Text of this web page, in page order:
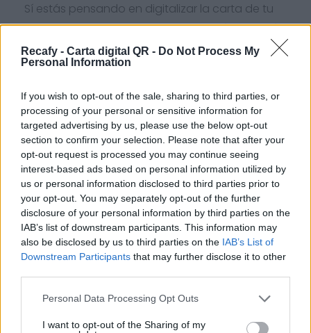
Recafy - Carta digital QR - Do Not Process My
Personal Information
If you wish to opt-out of the sale, sharing to third parties, or
processing of your personal or sensitive information for
targeted advertising by us, please use the below opt-out
section to confirm your selection. Please note that after your
opt-out request is processed you may continue seeing
interest-based ads based on personal information utilized by
us or personal information disclosed to third parties prior to
your opt-out. You may separately opt-out of the further
disclosure of your personal information by third parties on the
IAB’s list of downstream participants. This information may
also be disclosed by us to third parties on the IAB’s List of
Downstream Participants that may further disclose it to other
Please note that this website/app uses one or more Google
not limited to your visit or usage behaviour. You may click to
Personal Data Processing Opt Outs
I want to opt-out of the Sharing of my
Sí estás pensando en digitalizar la carta de tu
restaurante y quieres un sistema dinámico, más
allá de un simple pdf, estás en el sitio correcto.
Ofrecemos la solución de digitalización que
Por eso hemos diseñado un sistema capaz de
ayudar a tu negocio a adaptarse a las
circunstancias actuales que nuestro país está
viviendo. Contamos con una carta de servicios
que pueden ayudarte a aminorar las cargas de
trabajo en tu negocio o empresa para que
puedas ofrecer a tus clientes la seguridad y el
apoyo que merecen. Llega la transformación